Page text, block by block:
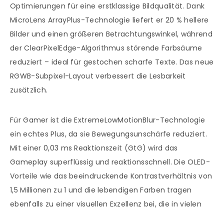
Optimierungen für eine erstklassige Bildqualität. Dank
MicroLens ArrayPlus-Technologie liefert er 20 % hellere
Bilder und einen größeren Betrachtungswinkel, während
der ClearPixelEdge-Algorithmus störende Farbsäume
reduziert – ideal für gestochen scharfe Texte. Das neue
RGWB-Subpixel-Layout verbessert die Lesbarkeit
zusätzlich.
Für Gamer ist die ExtremeLowMotionBlur-Technologie
ein echtes Plus, da sie Bewegungsunschärfe reduziert.
Mit einer 0,03 ms Reaktionszeit (GtG) wird das
Gameplay superflüssig und reaktionsschnell. Die OLED-
Vorteile wie das beeindruckende Kontrastverhältnis von
1,5 Millionen zu 1 und die lebendigen Farben tragen
ebenfalls zu einer visuellen Exzellenz bei, die in vielen